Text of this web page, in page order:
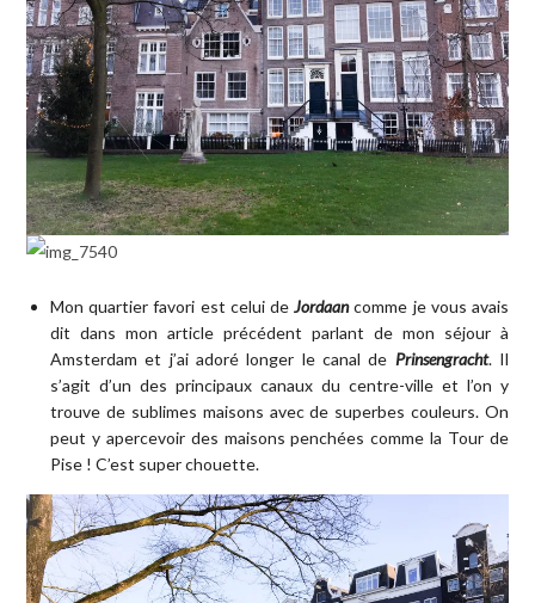
Mon quartier favori est celui deJordaancomme je vous avais
dit dans mon article précédent parlant de mon séjour à
Amsterdam et j’ai adoré longer le canal de Prinsengracht. Il
s’agit d’un des principaux canaux du centre-ville et l’on y
trouve de sublimes maisons avec de superbes couleurs. On
peut y apercevoir des maisons penchées comme la Tour de
Pise ! C’est super chouette.